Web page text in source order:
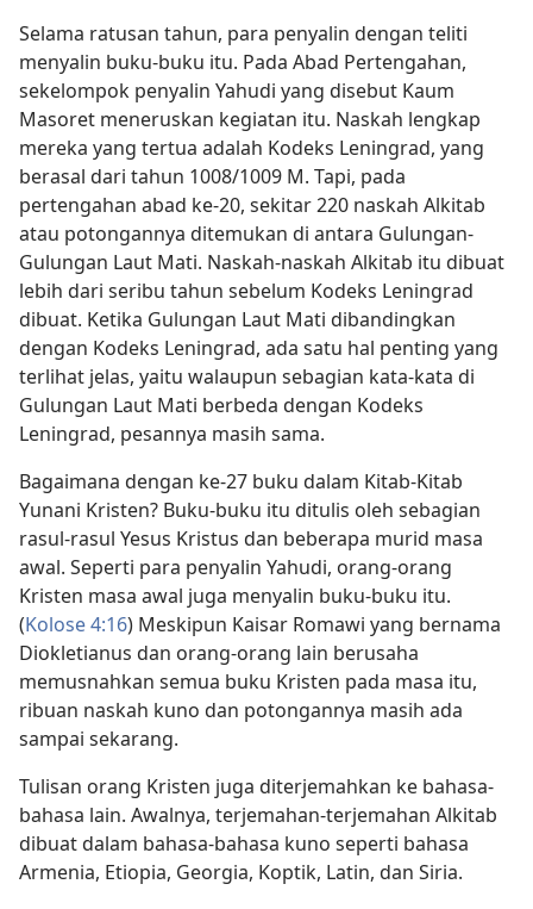
Selama ratusan tahun, para penyalin dengan teliti
menyalin buku-buku itu. Pada Abad Pertengahan,
sekelompok penyalin Yahudi yang disebut Kaum
Masoret meneruskan kegiatan itu. Naskah lengkap
mereka yang tertua adalah Kodeks Leningrad, yang
berasal dari tahun 1008/1009 M. Tapi, pada
pertengahan abad ke-20, sekitar 220 naskah Alkitab
atau potongannya ditemukan di antara Gulungan-
Gulungan Laut Mati. Naskah-naskah Alkitab itu dibuat
lebih dari seribu tahun sebelum Kodeks Leningrad
dibuat. Ketika Gulungan Laut Mati dibandingkan
dengan Kodeks Leningrad, ada satu hal penting yang
terlihat jelas, yaitu walaupun sebagian kata-kata di
Gulungan Laut Mati berbeda dengan Kodeks
Leningrad, pesannya masih sama.
Bagaimana dengan ke-27 buku dalam Kitab-Kitab
Yunani Kristen? Buku-buku itu ditulis oleh sebagian
rasul-rasul Yesus Kristus dan beberapa murid masa
awal. Seperti para penyalin Yahudi, orang-orang
Kristen masa awal juga menyalin buku-buku itu.
(Kolose 4:16) Meskipun Kaisar Romawi yang bernama
Diokletianus dan orang-orang lain berusaha
memusnahkan semua buku Kristen pada masa itu,
ribuan naskah kuno dan potongannya masih ada
sampai sekarang.
Tulisan orang Kristen juga diterjemahkan ke bahasa-
bahasa lain. Awalnya, terjemahan-terjemahan Alkitab
dibuat dalam bahasa-bahasa kuno seperti bahasa
Armenia, Etiopia, Georgia, Koptik, Latin, dan Siria.